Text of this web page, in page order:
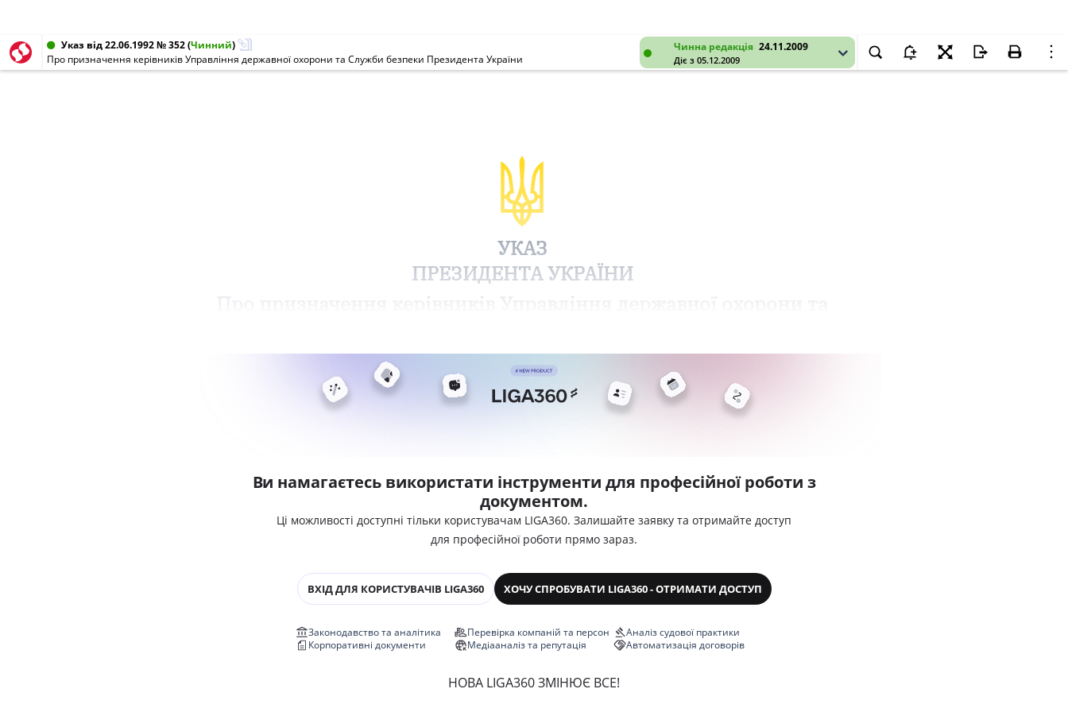
Чинна редакція 24.11.2009
Діє з 05.12.2009
Указ від 22.06.1992 № 352(Чинний)
Про призначення керівників Управління державної охорони та Служби безпеки Президента України
УКАЗ
ПРЕЗИДЕНТА УКРАЇНИ
Ви намагаєтесь використати інструменти для професійної роботи з
документом.
Ці можливості доступні тільки користувачам LIGA360. Залишайте заявку та отримайте доступ
для професійної роботи прямо зараз.
ВХІД ДЛЯ КОРИСТУВАЧІВ LIGA360 ХОЧУ СПРОБУВАТИ LIGA360 - ОТРИМАТИ ДОСТУП
Законодавство та аналітика
Корпоративні документи
Перевірка компаній та персон
Медіааналіз та репутація
Аналіз судової практики
Автоматизація договорів
НОВА LIGA360 ЗМІНЮЄ ВСЕ!